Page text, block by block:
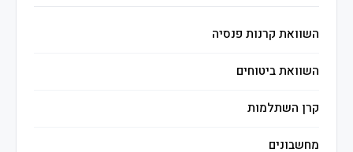
השוואת קרנות פנסיה
השוואת ביטוחים
קרן השתלמות
מחשבונים